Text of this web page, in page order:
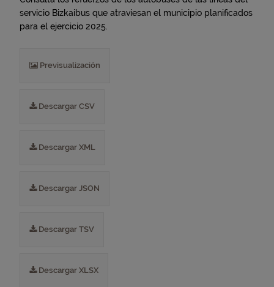
servicio Bizkaibus que atraviesan el municipio planificados
para el ejercicio 2025.
Previsualización
Descargar CSV
Descargar XML
Descargar JSON
Descargar TSV
Descargar XLSX